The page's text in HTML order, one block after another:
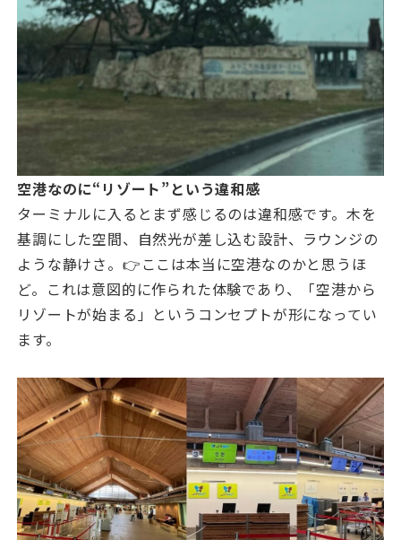
空港なのに“リゾート”という違和感
ターミナルに入るとまず感じるのは違和感です。木を
基調にした空間、自然光が差し込む設計、ラウンジの
ような静けさ。👉ここは本当に空港なのかと思うほ
ど。これは意図的に作られた体験であり、「空港から
リゾートが始まる」というコンセプトが形になってい
ます。